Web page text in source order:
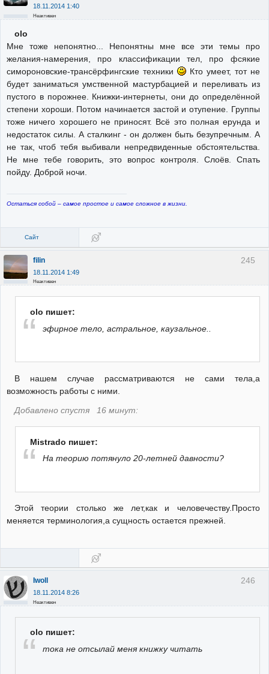
18.11.2014 1:40
Неактивен
olo
Мне тоже непонятно... Непонятны мне все эти темы про
желания-намерения, про классификации тел, про фсякие
симороновские-трансёрфингские техники
Кто умеет, тот не
будет заниматься умственной мастурбацией и переливать из
пустого в порожнее. Книжки-интернеты, они до определённой
степени хороши. Потом начинается застой и отупение. Группы
тоже ничего хорошего не приносят. Всё это полная ерунда и
недостаток силы. А сталкинг - он должен быть безупречным. А
не так, чтоб тебя выбивали непредвиденные обстоятельства.
Не мне тебе говорить, это вопрос контроля. Слоёв. Спать
пойду. Доброй ночи.
Остаться собой – самое простое и самое сложное в жизни.
Сайт
245
filin
18.11.2014 1:49
Неактивен
olo пишет:
эфирное тело, астральное, каузальное..
В нашем случае рассматриваются не сами тела,а
возможность работы с ними.
Добавлено спустя 16 минут:
Mistrado пишет:
На теорию потянуло 20-летней давности?
Этой теории столько же лет,как и человечеству.Просто
меняется терминология,а сущность остается прежней.
246
Iwoll
18.11.2014 8:26
Неактивен
olo пишет:
тока не отсылай меня книжку читать